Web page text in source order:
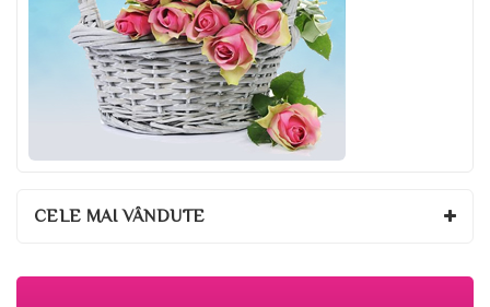
CELE MAI VÂNDUTE